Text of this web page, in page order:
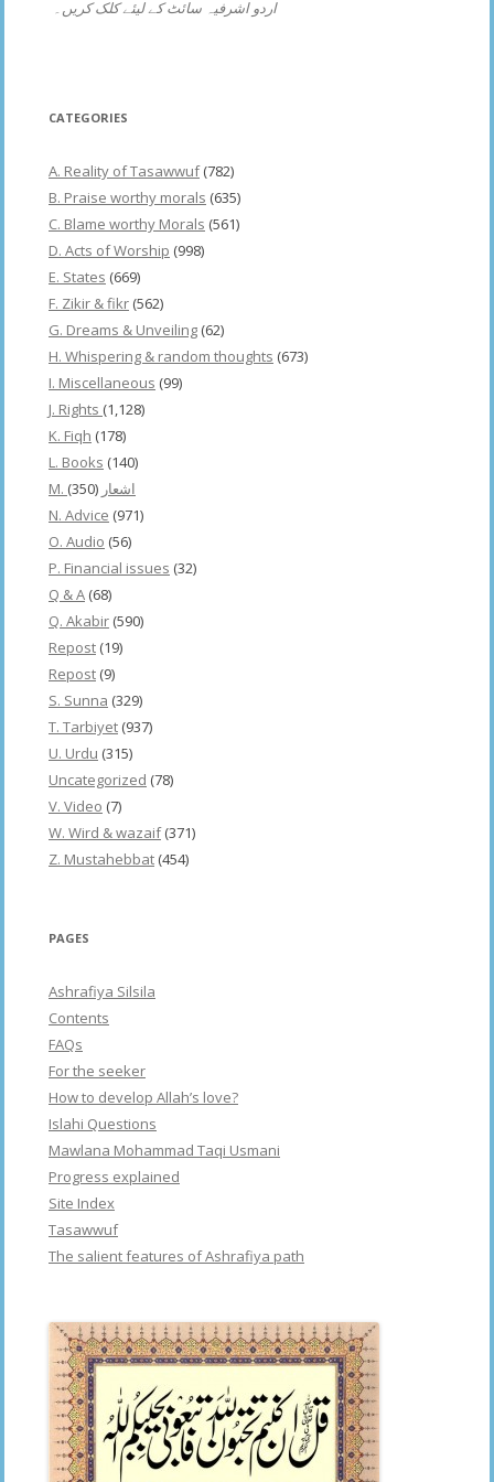
اردو اشرفیہ سائٹ کے لیئے کلک کریں۔
CATEGORIES
A. Reality of Tasawwuf(782)
B. Praise worthy morals (635)
C. Blame worthy Morals (561)
D. Acts of Worship (998)
E. States (669)
F. Zikir & fikr (562)
G. Dreams & Unveiling (62)
H. Whispering & random thoughts (673)
I. Miscellaneous (99)
J. Rights (1,128)
K. Fiqh (178)
L. Books (140)
M. اشعار (350)
N. Advice (971)
O. Audio (56)
P. Financial issues (32)
Q & A (68)
Q. Akabir (590)
Repost (19)
Repost (9)
S. Sunna (329)
T. Tarbiyet (937)
U. Urdu (315)
Uncategorized (78)
V. Video (7)
W. Wird & wazaif(371)
Z. Mustahebbat (454)
PAGES
Ashrafiya Silsila
Contents
FAQs
For the seeker
How to develop Allah’s love?
Islahi Questions
Mawlana Mohammad Taqi Usmani
Progress explained
Site Index
Tasawwuf
The salient features of Ashrafiya path